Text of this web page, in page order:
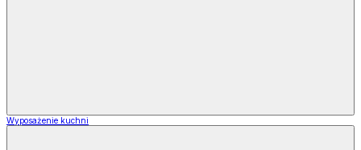
Wyposażenie kuchni